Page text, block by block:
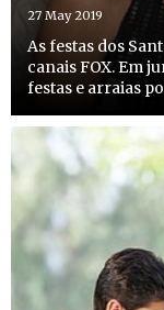
27 May 2019
As festas dos
canais FOX. Em
festas e arraias
repletos de filmes
mundial....